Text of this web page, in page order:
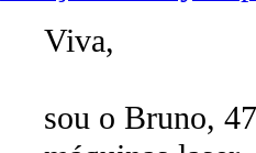
Viva,
sou o Bruno,